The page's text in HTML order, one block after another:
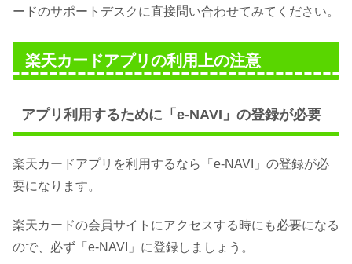
ードのサポートデスクに直接問い合わせてみてください。
楽天カードアプリの利用上の注意
アプリ利用するために「e-NAVI」の登録が必要
楽天カードアプリを利用するなら「e-NAVI」の登録が必
要になります。
楽天カードの会員サイトにアクセスする時にも必要になる
ので、必ず「e-NAVI」に登録しましょう。